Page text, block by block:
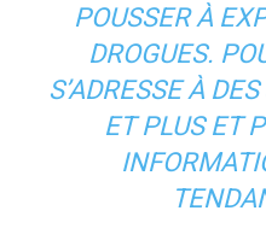
POUSSER À
DROGUES.
S’ADRESSE À
ET PLUS ET